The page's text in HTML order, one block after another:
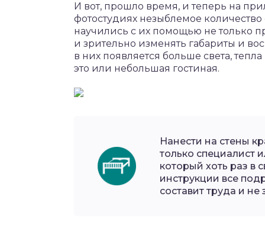
И вот, прошло время, и теперь на
фотостудиях незыблемое
научились с их помощью не только
и зрительно изменять габариты и
в них появляется больше света,
это или небольшая гостиная.
Нанести на стены
только специалист
который хоть раз в
инструкции все
составит труда и